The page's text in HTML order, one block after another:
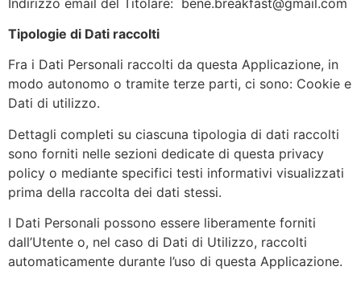
Tipologie di Dati raccolti
Fra i Dati Personali raccolti da questa Applicazione, in
modo autonomo o tramite terze parti, ci sono: Cookie e
Dati di utilizzo.
Dettagli completi su ciascuna tipologia di dati raccolti
sono forniti nelle sezioni dedicate di questa privacy
policy o mediante specifici testi informativi visualizzati
prima della raccolta dei dati stessi.
I Dati Personali possono essere liberamente forniti
dall’Utente o, nel caso di Dati di Utilizzo, raccolti
automaticamente durante l’uso di questa Applicazione.